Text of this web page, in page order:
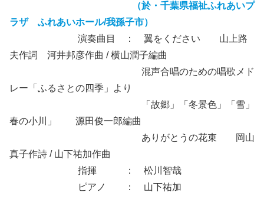
（於・千葉県福祉ふれあいプ
ラザ ふれあいホール/我孫子市）
演奏曲目 ： 翼をください 山上路
夫作詞 河井邦彦作曲 / 横山潤子編曲
混声合唱のための唱歌メド
レー「ふるさとの四季」より
「故郷」「冬景色」「雪」
春の小川」 源田俊一郎編曲
ありがとうの花束 岡山
真子作詩 / 山下祐加作曲
指揮 ： 松川智哉
ピアノ ： 山下祐加